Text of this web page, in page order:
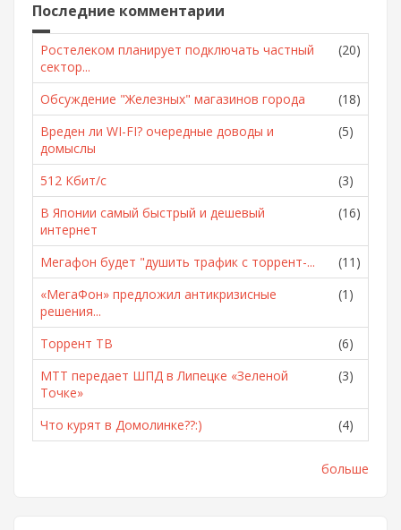
Последние комментарии
Ростелеком планирует подключать частный
сектор...
(20)
Обсуждение "Железных" магазинов города
(18)
Вреден ли WI-FI? очередные доводы и
домыслы
(5)
512 Кбит/с
(3)
В Японии самый быстрый и дешевый
интернет
(16)
Мегафон будет "душить трафик с торрент-...
(11)
«МегаФон» предложил антикризисные
решения...
(1)
Торрент ТВ
(6)
МТТ передает ШПД в Липецке «Зеленой
Точке»
(3)
Что курят в Домолинке??:) (4)
больше